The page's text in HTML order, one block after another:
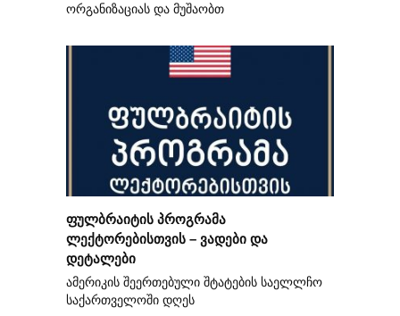
ორგანიზაციას და მუშაობთ
ფულბრაიტის პროგრამა
ლექტორებისთვის – ვადები და
დეტალები
ამერიკის შეერთებული შტატების საელლჩო
საქართველოში დღეს